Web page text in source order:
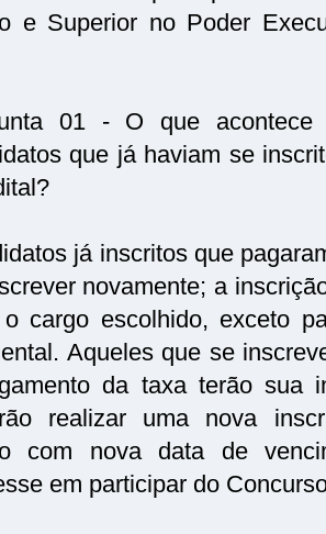
e Superior no Poder
01 - O que
que já haviam se
já inscritos que
novamente; a
cargo escolhido, exceto
Aqueles que se
da taxa terão sua
realizar uma nova
com nova data de
em participar do